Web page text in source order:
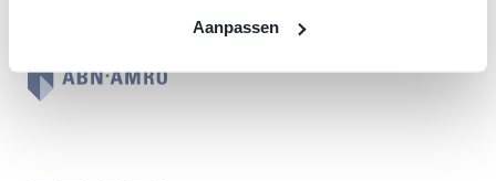
Aanpassen